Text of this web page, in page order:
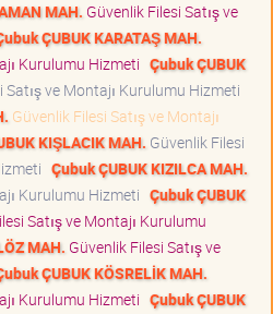
MAH. Güvenlik Filesi Satış ve
ÇUBUK KARATAŞ MAH.
Kurulumu Hizmeti Çubuk ÇUBUK
Satış ve Montajı Kurulumu Hizmeti
Güvenlik Filesi Satış ve Montajı
KIŞLACIK MAH. Güvenlik Filesi
Çubuk ÇUBUK KIZILCA MAH.
Kurulumu Hizmeti Çubuk ÇUBUK
Satış ve Montajı Kurulumu
MAH. Güvenlik Filesi Satış ve
ÇUBUK KÖSRELİK MAH.
Kurulumu Hizmeti Çubuk ÇUBUK